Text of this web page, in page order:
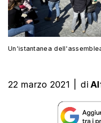
Un'istantanea
22 marzo 2021 di